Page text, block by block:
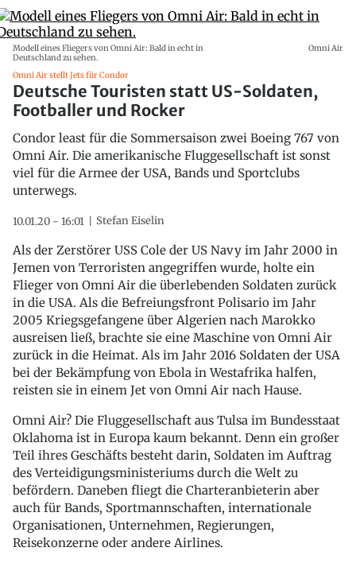
Modell eines Fliegers von Omni Air: Bald in echt in
Deutschland zu sehen.
Omni Air
Omni Air stellt Jets für Condor
Deutsche Touristen statt US-Soldaten,
Footballer und Rocker
Condor least für die Sommersaison zwei Boeing 767 von
Omni Air. Die amerikanische Fluggesellschaft ist sonst
viel für die Armee der USA, Bands und Sportclubs
unterwegs.
10.01.20 - 16:01 Stefan Eiselin
Als der Zerstörer USS Cole der US Navy im Jahr 2000 in
Jemen von Terroristen angegriffen wurde, holte ein
Flieger von Omni Air die überlebenden Soldaten zurück
in die USA. Als die Befreiungsfront Polisario im Jahr
2005 Kriegsgefangene über Algerien nach Marokko
ausreisen ließ, brachte sie eine Maschine von Omni Air
zurück in die Heimat. Als im Jahr 2016 Soldaten der USA
bei der Bekämpfung von Ebola in Westafrika halfen,
reisten sie in einem Jet von Omni Air nach Hause.
Omni Air? Die Fluggesellschaft aus Tulsa im Bundesstaat
Oklahoma ist in Europa kaum bekannt. Denn ein großer
Teil ihres Geschäfts besteht darin, Soldaten im Auftrag
des Verteidigungsministeriums durch die Welt zu
befördern. Daneben fliegt die Charteranbieterin aber
auch für Bands, Sportmannschaften, internationale
Organisationen, Unternehmen, Regierungen,
Reisekonzerne oder andere Airlines.